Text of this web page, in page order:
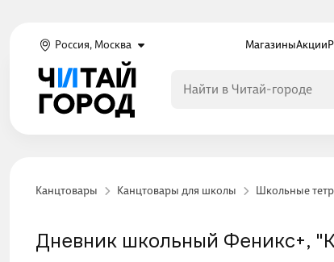
Россия, Москва МагазиныАкции
Канцтовары Канцтовары для школы Школьные
Дневник школьный Феникс+,